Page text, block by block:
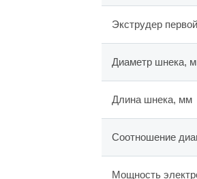
Экструдер
Диаметр шнека,
Длина шнека, мм
Соотношение
Мощность